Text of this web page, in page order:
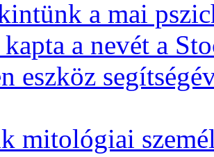
a mai
a nevét a
eszköz
mitológiai